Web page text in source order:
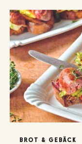
BROT & GEBÄCK